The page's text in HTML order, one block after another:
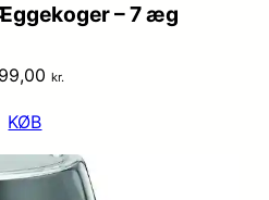
– 7 æg
kr.
KØB